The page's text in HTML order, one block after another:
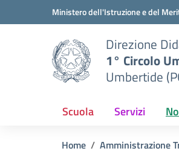
Vai ai contenuti
Vai al menu di navigazioneMinistero dell'Istruzione e del
Direzione
1° Circolo
Umbertide
Scuola Servizi
Home Amministrazione